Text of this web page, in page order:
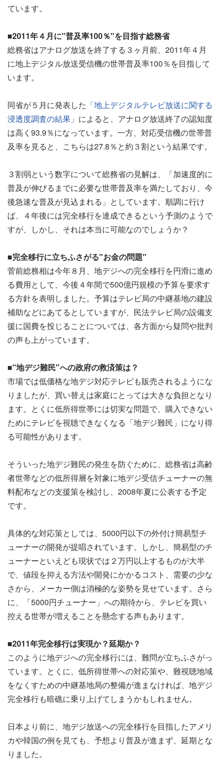
ています。
■2011年４月に"普及率100％"を目指す総務省
総務省はアナログ放送を終了する３ヶ月前、2011年４月
に地上デジタル放送受信機の世帯普及率100％を目指して
います。
同省が５月に発表した 「地上デジタルテレビ放送に関する
浸透度調査の結果」 によると、アナログ放送終了の認知度
は高く93.9％になっています。一方、対応受信機の世帯普
及率を見ると、こちらは27.8％と約３割という結果です。
３割弱という数字について総務省の見解は、「加速度的に
普及が伸びるまでに必要な世帯普及率を満たしており、今
後急速な普及が見込まれる」としています。順調に行け
ば、４年後には完全移行を達成できるという予測のようで
すが、しかし、それは本当に可能なのでしょうか？
■完全移行に立ちふさがる"お金の問題"
菅前総務相は今年８月、地デジへの完全移行を円滑に進め
る費用として、今後４年間で500億円規模の予算を要求す
る方針を表明しました。予算はテレビ局の中継基地の建設
補助などにあてるとしていますが、民法テレビ局の設備支
援に国費を投じることについては、各方面から疑問や批判
の声も上がっています。
■"地デジ難民"への政府の救済策は？
市場では低価格な地デジ対応テレビも販売されるようにな
りましたが、買い替えは家庭にとっては大きな負担となり
ます。とくに低所得世帯には切実な問題で、購入できない
ためにテレビを視聴できなくなる「地デジ難民」になり得
る可能性があります。
そういった地デジ難民の発生を防ぐために、総務省は高齢
者世帯などの低所得層を対象に地デジ受信チューナーの無
料配布などの支援策を検討し、2008年夏に公表する予定
です。
具体的な対応策としては、5000円以下の外付け簡易型チ
ューナーの開発が提唱されています。しかし、簡易型のチ
ューナーといえども現状では２万円以上するものが大半
で、値段を抑える方法や開発にかかるコスト、需要の少な
さから、メーカー側は消極的な姿勢を見せています。さら
に、「5000円チューナー」への期待から、テレビを買い
控える世帯が増えることを懸念する声もあります。
■2011年完全移行は実現か？延期か？
このように地デジへの完全移行には、難問が立ちふさがっ
ています。とくに、低所得世帯への対応策や、難視聴地域
をなくすための中継基地局の整備が進まなければ、地デジ
完全移行も暗礁に乗り上げてしまうかもしれません。
日本より前に、地デジ放送への完全移行を目指したアメリ
カや韓国の例を見ても、予想より普及が進まず、延期とな
りました。